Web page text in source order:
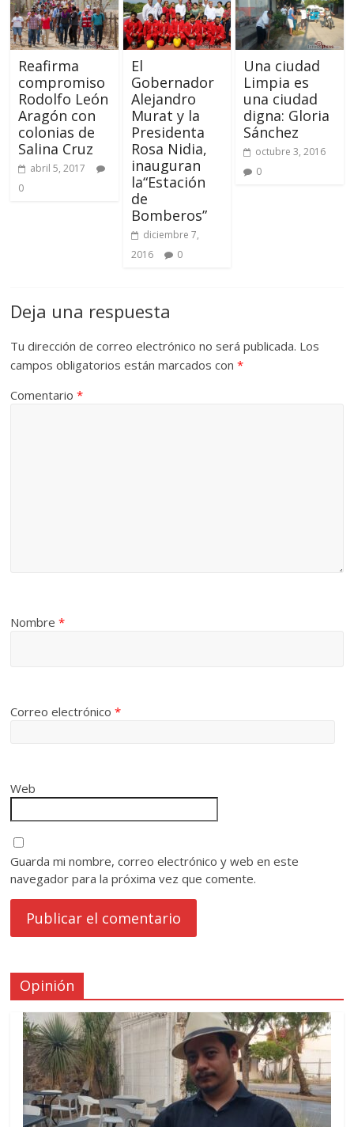
Reafirma
compromiso
Rodolfo León
Aragón con
colonias de
Salina Cruz
abril 5, 2017
0
El
Gobernador
Alejandro
Murat y la
Presidenta
Rosa Nidia,
inauguran
la“Estación
de
Bomberos”
diciembre 7,
2016
0
Una ciudad
Limpia es
una ciudad
digna: Gloria
Sánchez
octubre 3, 2016
0
Deja una respuesta
Tu dirección de correo electrónico no será publicada. Los
campos obligatorios están marcados con*
Comentario*
Nombre*
Correo electrónico*
Web
Guarda mi nombre, correo electrónico y web en este
navegador para la próxima vez que comente.
Opinión